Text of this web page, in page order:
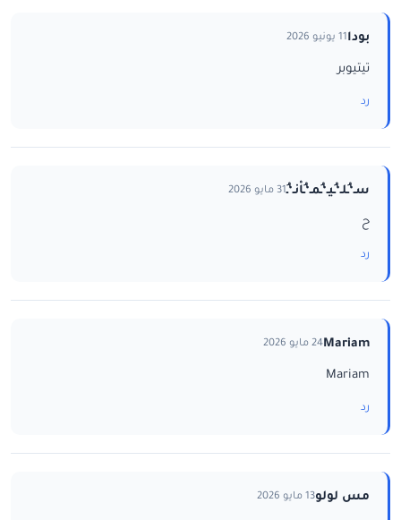
بودا11 يونيو 2026
تيتيوبر
رد
سـ‘ـُلـ‘ـُيـ‘ـُمـ‘ـُاْنـ‘ـُ31 مايو 2026
ح
رد
Mariam24 مايو 2026
Mariam
رد
مس لولو13 مايو 2026